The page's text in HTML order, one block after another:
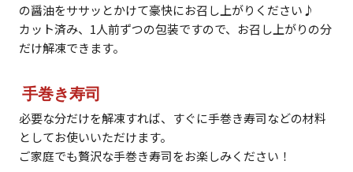
の醤油をササッとかけて豪快にお召し上がりください♪
カット済み、1人前ずつの包装ですので、お召し上がりの分
だけ解凍できます。
手巻き寿司
必要な分だけを解凍すれば、すぐに手巻き寿司などの材料
としてお使いいただけます。
ご家庭でも贅沢な手巻き寿司をお楽しみください！